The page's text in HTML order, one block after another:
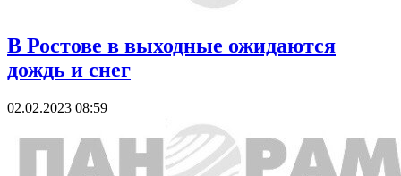
В Ростове в выходные ожидаются
дождь и снег
02.02.2023 08:59